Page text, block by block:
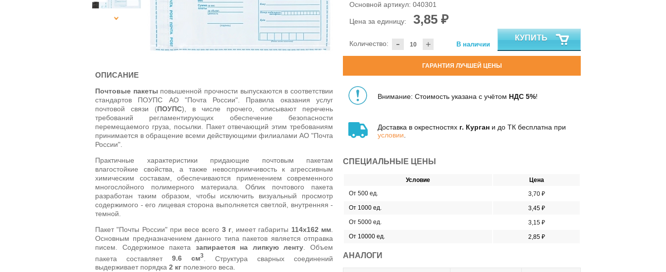
Основной артикул: 040301
Цена за единицу: 3,85 ₽
- +
Количество: В наличии
КУПИТЬ
ГАРАНТИЯ ЛУЧШЕЙ ЦЕНЫ
Внимание: Стоимость указана с учётом НДС 5%!
Доставка в окрестностях г. Курган и до ТК бесплатна при
условии
СПЕЦИАЛЬНЫЕ ЦЕНЫ
Условие
Цена
От 500 ед.
3,70 ₽
От 1000 ед.
3,45 ₽
От 5000 ед.
3,15 ₽
От 10000 ед.
2,85 ₽
АНАЛОГИ
ОПИСАНИЕ
Почтовые пакеты повышенной прочности выпускаются в соответствии
стандартов ПОУПС АО "Почта России". Правила оказания услуг
почтовой связи (ПОУПС), в числе прочего, описывают перечень
требований регламентирующих обеспечение безопасности
перемещаемого груза, посылки. Пакет отвечающий этим требованиям
принимается в обращение всеми действующими филиалами АО "Почта
России".
Практичные характеристики придающие почтовым пакетам
влагостойкие свойства, а также невосприимчивость к агрессивным
химическим составам, обеспечиваются применением современного
многослойного полимерного материала. Облик почтового пакета
разработан таким образом, чтобы исключить визуальный просмотр
содержимого - его лицевая сторона выполняется светлой, внутренняя -
темной.
Пакет "Почты России" при весе всего 3 г, имеет габариты 114х162 мм
Основным предназначением данного типа пакетов является отправка
писем. Содержимое пакета запирается на липкую ленту . Объем
пакета составляет 9.6 см3
. Структура сварных соединений
выдерживает порядка 2 кг полезного веса.